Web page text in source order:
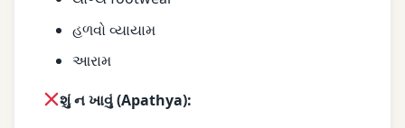
હળવો વ્યાયામ
આરામ
શું ન ખાવું (Apathya):